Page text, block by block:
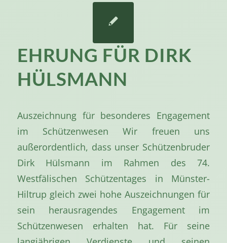
EHRUNG FÜR DIRK
HÜLSMANN
Auszeichnung für besonderes Engagement
im Schützenwesen Wir freuen uns
außerordentlich, dass unser Schützenbruder
Dirk Hülsmann im Rahmen des 74.
Westfälischen Schützentages in Münster-
Hiltrup gleich zwei hohe Auszeichnungen für
sein herausragendes Engagement im
Schützenwesen erhalten hat. Für seine